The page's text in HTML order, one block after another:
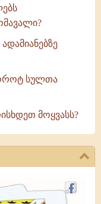
სულთა
მოყვასს?